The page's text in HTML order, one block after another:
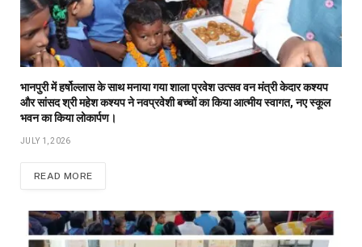
भानपुरी में हर्षोल्लास के साथ मनाया गया शाला प्रवेश उत्सव वन मंत्री केदार कश्यप
और सांसद श्री महेश कश्यप ने नवप्रवेशी बच्चों का किया आत्मीय स्वागत, नए स्कूल
भवन का किया लोकार्पण।
JULY 1, 2026
READ MORE